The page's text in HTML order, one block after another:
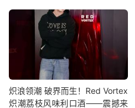
炽浪领潮 破界而生！Red Vortex
炽潮荔枝风味利口酒——震撼来